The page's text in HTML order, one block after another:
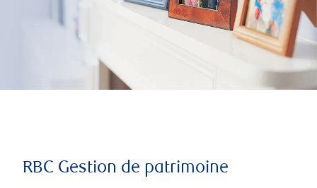
RBC Gestion de patrimoine